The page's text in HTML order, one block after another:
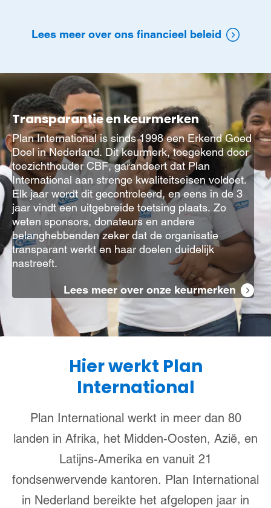
Lees meer over ons financieel beleid
Transparantie en keurmerken
Plan International is sinds 1998 een Erkend Goed
Doel in Nederland. Dit keurmerk, toegekend door
toezichthouder CBF, garandeert dat Plan
International aan strenge kwaliteitseisen voldoet.
Elk jaar wordt dit gecontroleerd, en eens in de 3
jaar vindt een uitgebreide toetsing plaats. Zo
weten sponsors, donateurs en andere
belanghebbenden zeker dat de organisatie
transparant werkt en haar doelen duidelijk
nastreeft.
Lees meer over onze keurmerken
Hier werkt Plan
International
Plan International werkt in meer dan 80
landen in Afrika, het Midden-Oosten, Azië, en
Latijns-Amerika en vanuit 21
fondsenwervende kantoren. Plan International
in Nederland bereikte het afgelopen jaar in